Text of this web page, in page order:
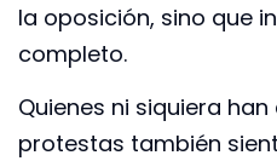
la oposición, sino que
completo.
Quienes ni siquiera
protestas también